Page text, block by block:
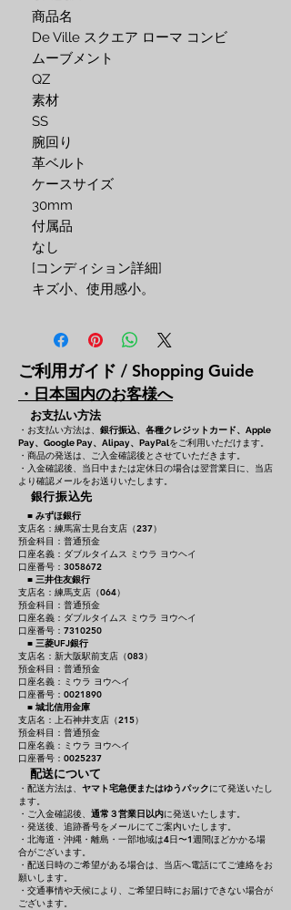
商品名
De Ville スクエア ローマ コンビ
ムーブメント
QZ
素材
SS
腕回り
革ベルト
ケースサイズ
30mm
付属品
なし
[コンディション詳細]
キズ小、使用感小。
ご利用ガイド / Shopping Guide
・日本国内のお客様へ
お支払い方法
・お支払い方法は、 銀行振込、各種クレジットカード、 Apple
Pay、Google Pay、Alipay、PayPalをご利用いただけます。
・商品の発送は、ご入金確認後とさせていただきます。
・入金確認後、当日中または定休日の場合は翌営業日に、当店
より確認メールをお送りいたします。
銀行振込先
■ みずほ銀行
支店名：練馬富士見台支店（237）
預金科目：普通預金
口座名義：ダブルタイムス ミウラ ヨウヘイ
口座番号：3058672
■ 三井住友銀行
支店名：練馬支店（064）
預金科目：普通預金
口座名義：ダブルタイムス ミウラ ヨウヘイ
口座番号：7310250
■ 三菱UFJ銀行
支店名：新大阪駅前支店（083）
預金科目：普通預金
口座名義：ミウラ ヨウヘイ
口座番号：0021890
■ 城北信用金庫
支店名：上石神井支店（215）
預金科目：普通預金
口座名義：ミウラ ヨウヘイ
口座番号：0025237
配送について
・配送方法は、 ヤマト宅急便またはゆうパックにて発送いたし
ます。
・ご入金確認後、 通常３営業日以内に発送いたします。
・発送後、追跡番号をメールにてご案内いたします。
・北海道・沖縄・離島・一部地域は4日〜1週間ほどかかる場
合がございます。
・配送日時のご希望がある場合は、当店へ電話にてご連絡をお
願いします。
・交通事情や天候により、ご希望日時にお届けできない場合が
ございます。